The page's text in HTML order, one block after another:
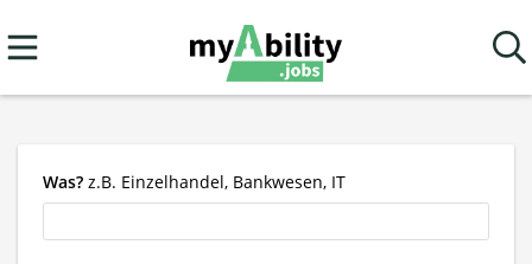
Was? z.B. Einzelhandel, Bankwesen, IT